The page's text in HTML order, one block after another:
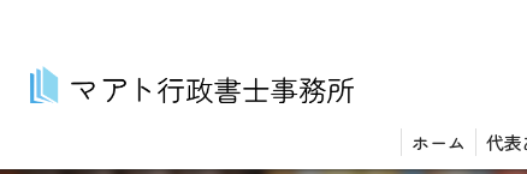
ホーム 代表